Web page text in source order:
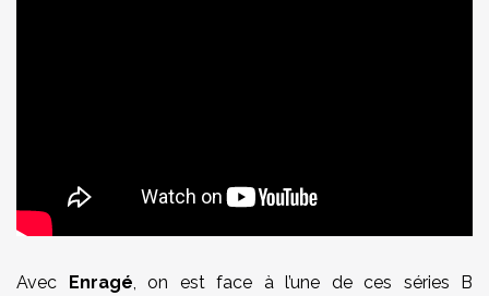
Avec Enragé, on est face à l’une de ces séries B